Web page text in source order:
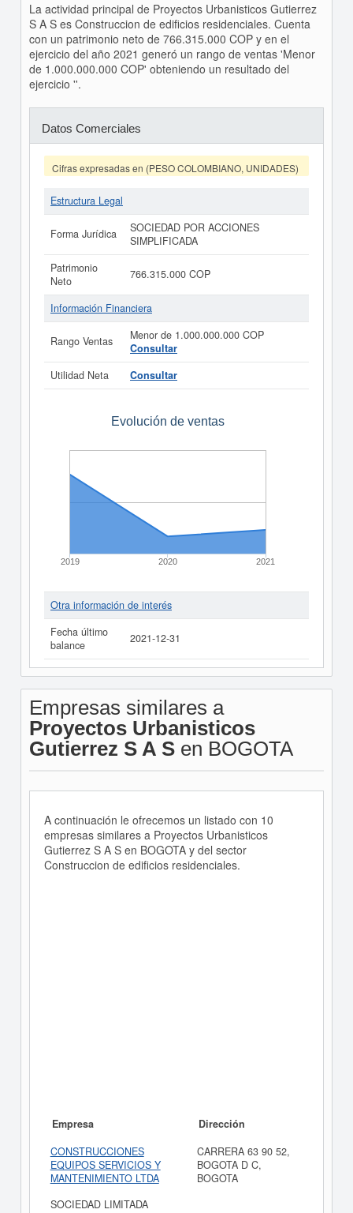
La actividad principal de Proyectos Urbanisticos Gutierrez
S A S es Construccion de edificios residenciales. Cuenta
con un patrimonio neto de 766.315.000 COP y en el
ejercicio del año 2021 generó un rango de ventas 'Menor
de 1.000.000.000 COP' obteniendo un resultado del
ejercicio ''.
Datos Comerciales
Cifras expresadas en (PESO COLOMBIANO, UNIDADES)
Estructura Legal
Forma Jurídica
SOCIEDAD POR ACCIONES
SIMPLIFICADA
Patrimonio
Neto
766.315.000 COP
Información Financiera
Rango Ventas
Menor de 1.000.000.000 COP
Consultar
Utilidad Neta
Consultar
Evolución de ventas
2019 2020 2021
Otra información de interés
Fecha último
balance
2021-12-31
Empresas similares a
Proyectos Urbanisticos
Gutierrez S A Sen BOGOTA
A continuación le ofrecemos un listado con 10
empresas similares a Proyectos Urbanisticos
Gutierrez S A S en BOGOTA y del sector
Construccion de edificios residenciales.
Empresa
Dirección
CONSTRUCCIONES
EQUIPOS SERVICIOS Y
MANTENIMIENTO LTDA
CARRERA 63 90 52,
BOGOTA D C,
BOGOTA
SOCIEDAD LIMITADA